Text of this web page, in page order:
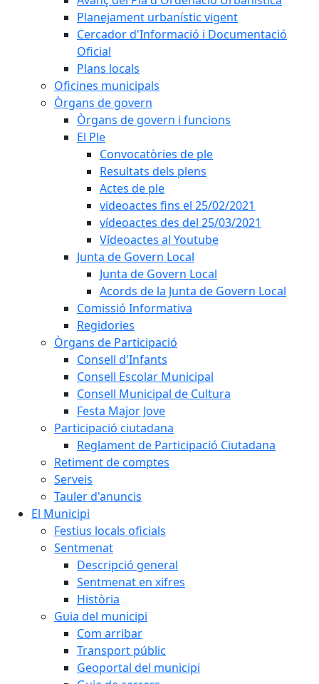
Planejament urbanístic vigent
Cercador d'Informació i Documentació
Oficial
Plans locals
Oficines municipals
Òrgans de govern
Òrgans de govern i funcions
El Ple
Convocatòries de ple
Resultats dels plens
Actes de ple
videoactes fins el 25/02/2021
vídeoactes des del 25/03/2021
Vídeoactes al Youtube
Junta de Govern Local
Junta de Govern Local
Acords de la Junta de Govern Local
Comissió Informativa
Regidories
Òrgans de Participació
Consell d'Infants
Consell Escolar Municipal
Consell Municipal de Cultura
Festa Major Jove
Participació ciutadana
Reglament de Participació Ciutadana
Retiment de comptes
Serveis
Tauler d'anuncis
El Municipi
Festius locals oficials
Sentmenat
Descripció general
Sentmenat en xifres
Història
Guia del municipi
Com arribar
Transport públic
Geoportal del municipi